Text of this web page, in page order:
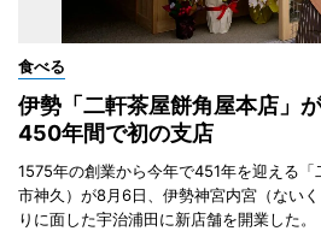
食べる
伊勢「二軒茶屋餅角屋本店」
450年間で初の支店
1575年の創業から今年で451年を迎える
市神久）が8月6日、伊勢神宮内宮（ない
りに面した宇治浦田に新店舗を開業した。